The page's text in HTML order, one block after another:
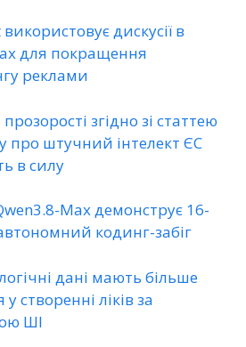
дискусії в
для покращення
реклами
згідно зі статтею
про штучний інтелект ЄС
в силу
Max демонструє 16-
кодинг-забіг
дані мають більше
створенні ліків за
ШІ